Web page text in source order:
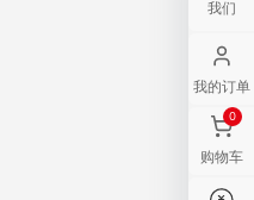
我们
我的订单
购物车
0